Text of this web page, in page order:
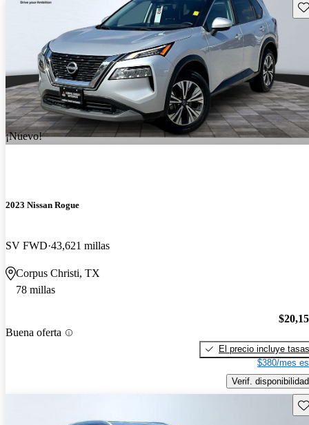
¡Nuevo!
2023 Nissan Rogue
SV FWD 43,621 millas
Corpus Christi, TX
78 millas
Buena oferta
El precio incluye tasas
$380/mes
Verif. disponibilidad